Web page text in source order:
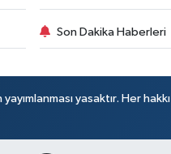
Son Dakika Haberleri
yasaktır. Her hakkı